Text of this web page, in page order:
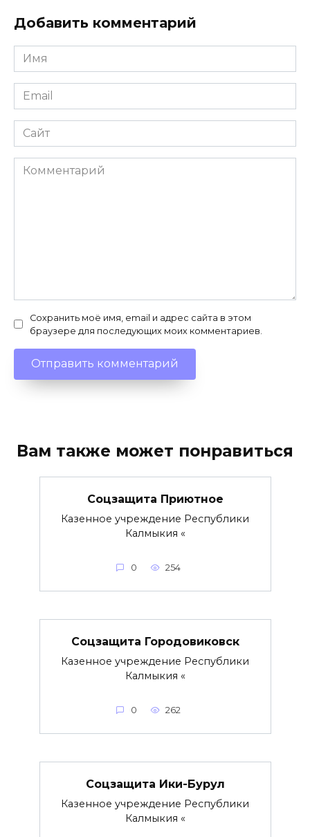
Добавить комментарий
Имя
*
Email
*
Сайт
Комментарий
Сохранить моё имя, email и адрес сайта в этом
браузере для последующих моих комментариев.
Вам также может понравиться
Соцзащита Приютное
Казенное учреждение Республики
Калмыкия «
0 254
Соцзащита Городовиковск
Казенное учреждение Республики
Калмыкия «
0 262
Соцзащита Ики-Бурул
Казенное учреждение Республики
Калмыкия «